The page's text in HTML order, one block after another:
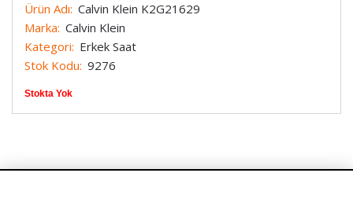
Ürün Adı: Calvin Klein K2G21629
Marka: Calvin Klein
Kategori: Erkek Saat
Stok Kodu: 9276
Stokta Yok